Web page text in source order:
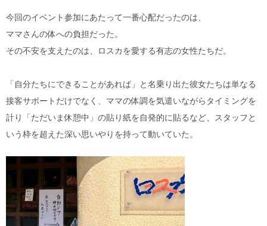
今回のイベント参加にあたって一番心配だったのは、
ママさんの体への負担だった。
その不安を支えたのは、ロスカを愛する有志の女性たちだ。
「自分たちにできることがあれば」と名乗り出た彼女たちは単なる
接客サポートだけでなく、ママの体調を気遣いながらタイミングを
計り「ただいま休憩中」の貼り紙を自発的に貼るなど、スタッフと
いう枠を超えた深い思いやりを持って動いていた。